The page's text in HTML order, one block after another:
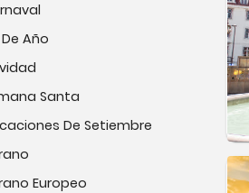
De Año
Santa
De Setiembre
Europeo